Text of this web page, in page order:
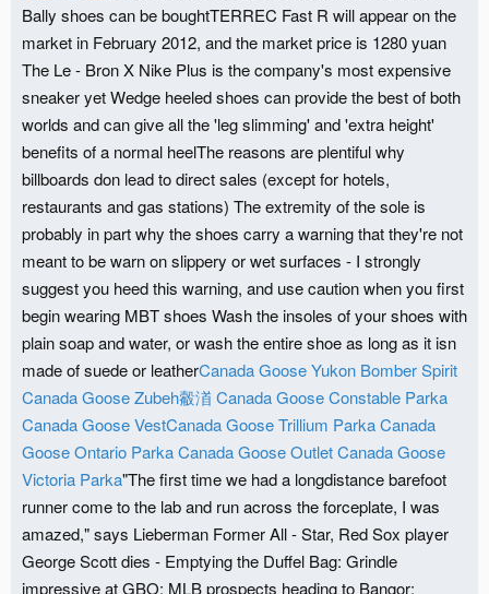
Bally shoes can be boughtTERREC Fast R will appear on the
market in February 2012, and the market price is 1280 yuan
The Le - Bron X Nike Plus is the company's most expensive
sneaker yet Wedge heeled shoes can provide the best of both
worlds and can give all the 'leg slimming' and 'extra height'
benefits of a normal heelThe reasons are plentiful why
billboards don lead to direct sales (except for hotels,
restaurants and gas stations) The extremity of the sole is
probably in part why the shoes carry a warning that they're not
meant to be warn on slippery or wet surfaces - I strongly
suggest you heed this warning, and use caution when you first
begin wearing MBT shoes Wash the insoles of your shoes with
plain soap and water, or wash the entire shoe as long as it isn
made of suede or leatherCanada Goose Yukon Bomber Spirit
Canada Goose Zubeh觳渞 Canada Goose Constable Parka
Canada Goose VestCanada Goose Trillium ParkaCanada
Goose Ontario ParkaCanada Goose OutletCanada Goose
Victoria Parka"The first time we had a longdistance barefoot
runner come to the lab and run across the forceplate, I was
amazed," says Lieberman Former All - Star, Red Sox player
George Scott dies - Emptying the Duffel Bag: Grindle
impressive at GBO; MLB prospects heading to Bangor;